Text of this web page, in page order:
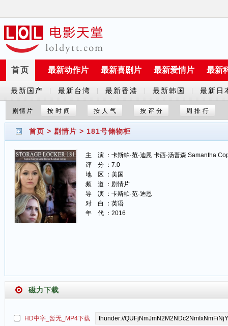
首页 最新动作片 最新喜剧片 最新爱情片 最新
最新国产
剧
最新台湾 最新香港 最新韩国 最新日
剧情片 按时间 按人气 按评分 周排行
首页 > 剧情片 > 181号储物柜
主 演 ：卡斯帕·范·迪恩 卡西·汤普森 Samantha
评 分 ：7.0
地 区 ：美国
频 道 ：剧情片
导 演 ：卡斯帕·范·迪恩
对 白 ：英语
年 代 ：2016
磁力下载
HD中字_暂无_MP4下载